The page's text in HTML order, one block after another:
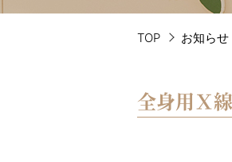
TOP お知らせ
全身用Ｘ